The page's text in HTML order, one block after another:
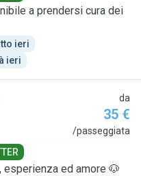
a prendersi cura dei
ieri
ieri
da
35 €
/passeggiata
esperienza ed amore 🐶